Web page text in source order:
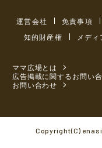
運営会社 免責事項
知的財産権
メデ
ママ広場とは
広告掲載に関するお問い
お問い合わせ
Copyright(C)